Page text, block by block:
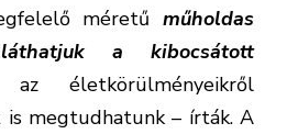
méretű műholdas
a kibocsátott
életkörülményeikről
megtudhatunk – írták. A